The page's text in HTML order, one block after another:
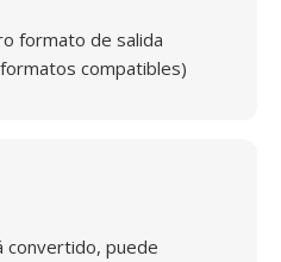
formato de salida
compatibles)
convertido, puede